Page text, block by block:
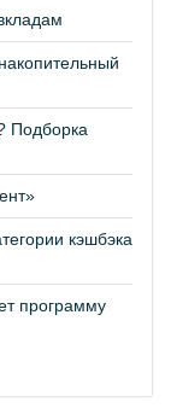
Подборка
кэшбэка
программу